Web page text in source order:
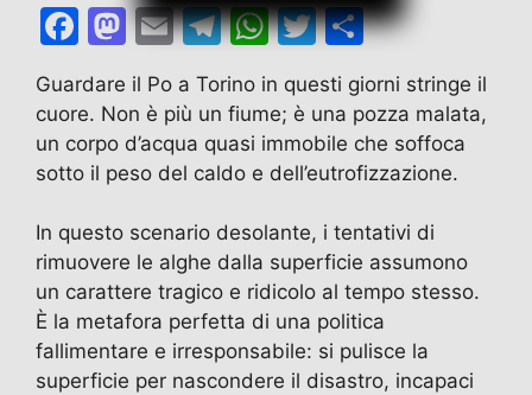
F
a
c
e
b
o
o
k
M
a
st
o
d
o
n
E
m
ai
l
T
el
e
gr
a
m
W
at
s
A
p
p
T
w
itt
er
C
n
di
vi
di
Guardare il Po a Torino in questi giorni stringe il
cuore. Non è più un fiume; è una pozza malata,
un corpo d’acqua quasi immobile che soffoca
sotto il peso del caldo e dell’eutrofizzazione.
In questo scenario desolante, i tentativi di
rimuovere le alghe dalla superficie assumono
un carattere tragico e ridicolo al tempo stesso.
È la metafora perfetta di una politica
fallimentare e irresponsabile: si pulisce la
superficie per nascondere il disastro, incapaci